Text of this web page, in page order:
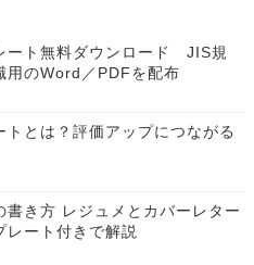
ート無料ダウンロード JIS規
用のWord／PDFを配布
トとは？評価アップにつながる
書き方 レジュメとカバーレター
レート付きで解説